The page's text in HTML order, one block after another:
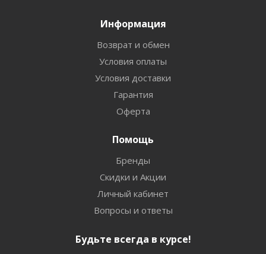
Информация
Возврат и обмен
Условия оплаты
Условия доставки
Гарантия
Оферта
Помощь
Бренды
Скидки и Акции
Личный кабинет
Вопросы и ответы
Будьте всегда в курсе!